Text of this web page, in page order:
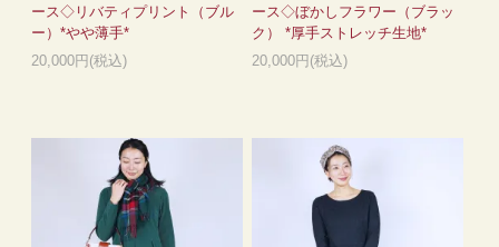
ース◇リバティプリント（ブル
ー）*やや薄手*
20,000円(税込)
ース◇ぼかしフラワー（ブラッ
ク） *厚手ストレッチ生地*
20,000円(税込)